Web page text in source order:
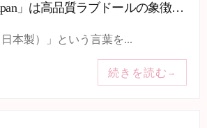
なぜ「Made in Japan」は高品質ラブドールの象徴なのか
日本製）」という言葉を...
続きを読む →